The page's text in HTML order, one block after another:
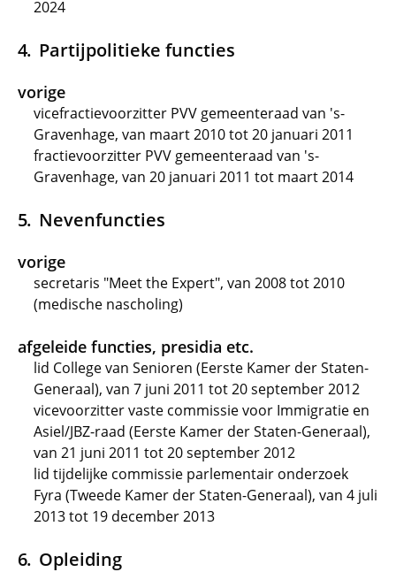
2024
Partijpolitieke functies
vorige
vicefractievoorzitter PVV gemeenteraad van 's-
Gravenhage, van maart 2010 tot 20 januari 2011
fractievoorzitter PVV gemeenteraad van 's-
Gravenhage, van 20 januari 2011 tot maart 2014
Nevenfuncties
vorige
secretaris "Meet the Expert", van 2008 tot 2010
(medische nascholing)
afgeleide functies, presidia etc.
lid College van Senioren (Eerste Kamer der Staten-
Generaal), van 7 juni 2011 tot 20 september 2012
vicevoorzitter vaste commissie voor Immigratie en
Asiel/JBZ-raad (Eerste Kamer der Staten-Generaal),
van 21 juni 2011 tot 20 september 2012
lid tijdelijke commissie parlementair onderzoek
Fyra (Tweede Kamer der Staten-Generaal), van 4 juli
2013 tot 19 december 2013
Opleiding